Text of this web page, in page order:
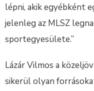
lépni, akik egyébként
jelenleg az MLSZ
sportegyesülete.”
Lázár Vilmos a
sikerül olyan